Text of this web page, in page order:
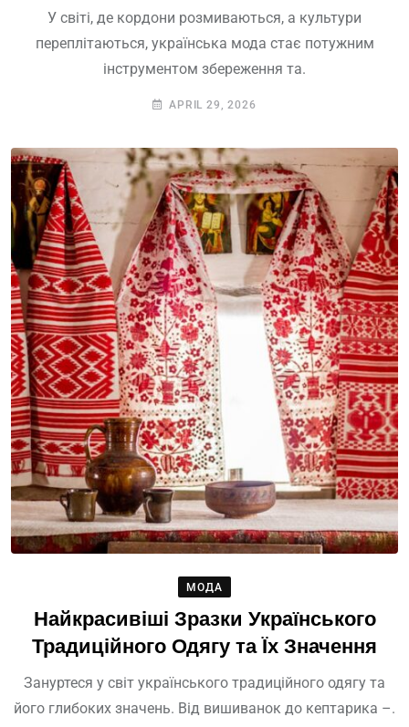
У світі, де кордони розмиваються, а культури
переплітаються, українська мода стає потужним
інструментом збереження та.
APRIL 29, 2026
МОДА
Найкрасивіші Зразки Українського
Традиційного Одягу та Їх Значення
Зануртеся у світ українського традиційного одягу та
його глибоких значень. Від вишиванок до кептарика –.